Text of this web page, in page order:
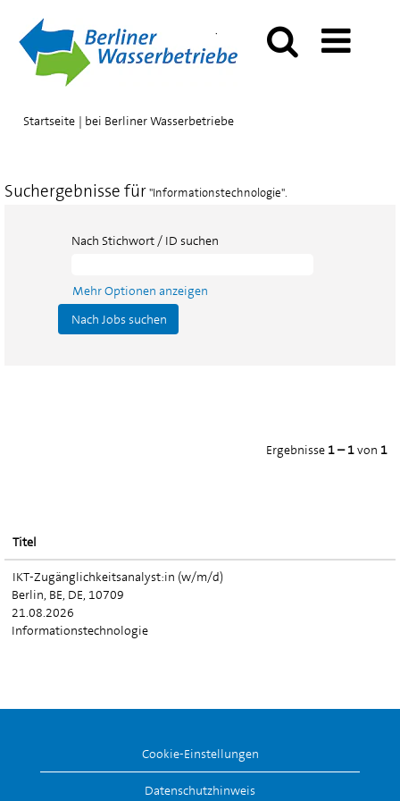
Startseite | bei Berliner Wasserbetriebe(aktuelle
Suchergebnisse für"Informationstechnologie".
Nach Stichwort / ID suchen
Mehr Optionen anzeigen
Ergebnisse 1 – 1von 1
Titel
IKT-Zugänglichkeitsanalyst:in (w/m/d)
Berlin, BE, DE, 10709
21.08.2026
Informationstechnologie
Cookie-Einstellungen
Datenschutzhinweis